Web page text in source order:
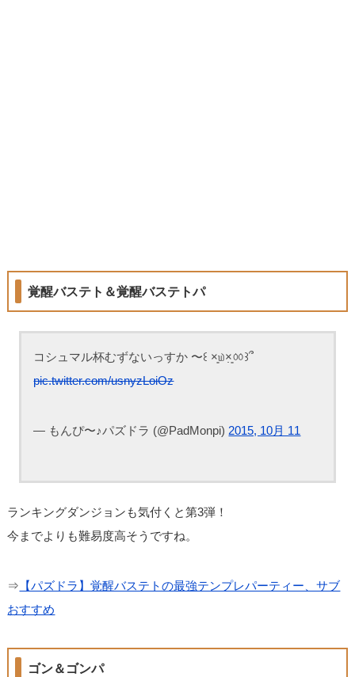
覚醒バステト＆覚醒バステトパ
コシュマル杯むずないっすか 〜꒰ ×͈௰×͈̣ㆀ꒱՞
pic.twitter.com/usnyzLoiOz
— もんぴ〜♪パズドラ (@PadMonpi) 2015, 10月 11
ランキングダンジョンも気付くと第3弾！
今までよりも難易度高そうですね。
⇒ 【パズドラ】覚醒バステトの最強テンプレパーティー、サブ
おすすめ
ゴン＆ゴンパ